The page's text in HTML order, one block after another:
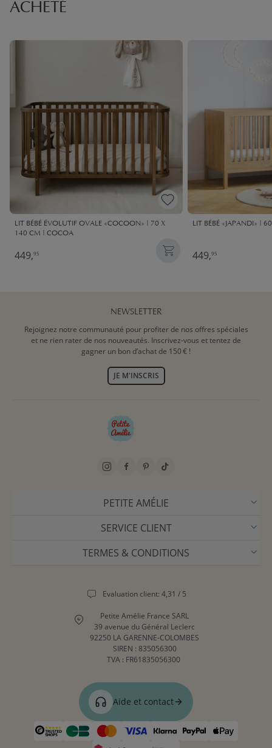
ACHETÉ
LIT BÉBÉ ÉVOLUTIF OVALE «COCOON» | 70 X
140 CM | COCOA
449,95
LIT BÉBÉ «JAPANDI» |
449,95
NEWSLETTER
Rejoignez notre communauté pour profiter de nos offres spéciales
et ne rien rater de nos nouveautés. Inscrivez-vous et tentez de
gagner un bon d’achat de 150 € !
JE M'INSCRIS
PETITE AMÉLIE
SERVICE CLIENT
TERMES & CONDITIONS
Evaluation client: 4,31 / 5
Petite Amélie France SARL
39 avenue du Général Leclerc
92250 LA GARENNE-COLOMBES
SIREN : 835056300
TVA : FR61835056300
Aide et contact